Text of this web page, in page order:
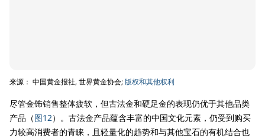
来源： 中国黄金报社, 世界黄金协会;版权和其他权利
尽管金饰销售整体疲软，但古法金和硬足金的表现仍优于其他品类
产品（图12）。古法金产品蕴含丰富的中国文化元素，仍受到购买
力较高消费者的青睐，且轻量化的趋势和与其他宝石的有机结合也